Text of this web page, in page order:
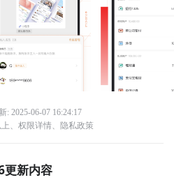
: 2025-06-07 16:24:17
、 权限详情、 隐私政策
新内容